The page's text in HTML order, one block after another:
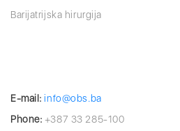
Barijatrijska hirurgija
E-mail: info@obs.ba
Phone: +387 33 285-100